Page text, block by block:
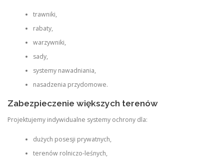
trawniki,
rabaty,
warzywniki,
sady,
systemy nawadniania,
nasadzenia przydomowe.
Zabezpieczenie większych terenów
Projektujemy indywidualne systemy ochrony dla:
dużych posesji prywatnych,
terenów rolniczo-leśnych,